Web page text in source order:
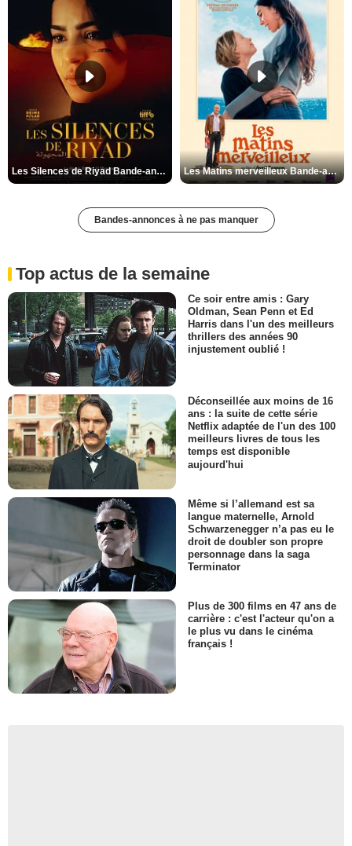
Les Silences de Riyad Bande-annonce VO STFR Les Matins merveilleux Bande-annonce VF
Bandes-annonces à ne pas manquer
Top actus de la semaine
Ce soir entre amis : Gary
Oldman, Sean Penn et Ed
Harris dans l'un des meilleurs
thrillers des années 90
injustement oublié !
Déconseillée aux moins de 16
ans : la suite de cette série
Netflix adaptée de l'un des 100
meilleurs livres de tous les
temps est disponible
aujourd'hui
Même si l’allemand est sa
langue maternelle, Arnold
Schwarzenegger n’a pas eu le
droit de doubler son propre
personnage dans la saga
Terminator
Plus de 300 films en 47 ans de
carrière : c'est l'acteur qu'on a
le plus vu dans le cinéma
français !